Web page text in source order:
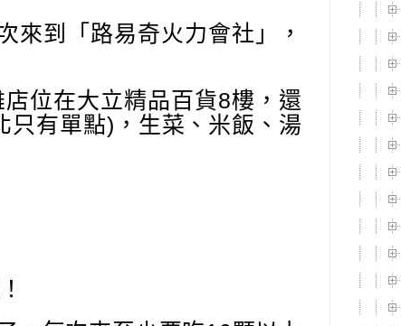
來到「路易奇火力會社」，
位在大立精品百貨8樓，還
只有單點)，生菜、米飯、湯